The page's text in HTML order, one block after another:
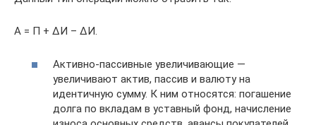
А = П + ΔИ – ΔИ.
Активно-пассивные увеличивающие —
увеличивают актив, пассив и валюту на
идентичную сумму. К ним относятся: погашение
долга по вкладам в уставный фонд, начисление